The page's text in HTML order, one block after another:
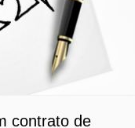
contrato de